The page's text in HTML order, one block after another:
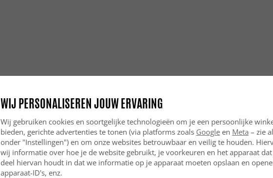
WIJ PERSONALISEREN JOUW ERVARING
Wij gebruiken cookies en soortgelijke technologieën om je een persoonlijke
bieden, gerichte advertenties te tonen (via platforms zoals Googleen Meta – zie
onder "Instellingen") en om onze websites betrouwbaar en veilig te houden.
wij informatie over hoe je de website gebruikt, je voorkeuren en het apparaat
deel hiervan houdt in dat we informatie op je apparaat moeten opslaan en
apparaat-ID's, enz.